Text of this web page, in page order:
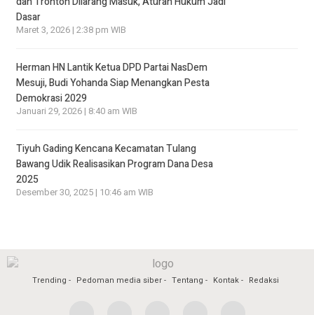
Dasar
Maret 3, 2026 | 2:38 pm WIB
Herman HN Lantik Ketua DPD Partai NasDem
Mesuji, Budi Yohanda Siap Menangkan Pesta
Demokrasi 2029
Januari 29, 2026 | 8:40 am WIB
Tiyuh Gading Kencana Kecamatan Tulang
Bawang Udik Realisasikan Program Dana Desa
2025
Desember 30, 2025 | 10:46 am WIB
Trending Pedoman media siber Tentang Kontak Redaksi